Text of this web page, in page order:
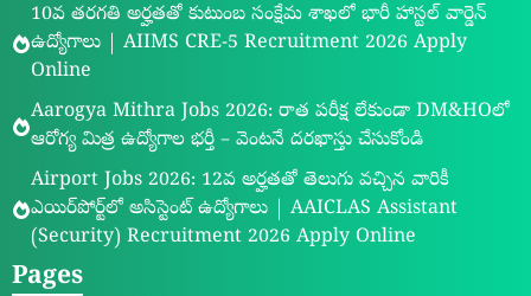
10వ తరగతి అర్హతతో కుటుంబ సంక్షేమ శాఖలో భారీ హాస్టల్ వార్డెన్
ఉద్యోగాలు | AIIMS CRE-5 Recruitment 2026 Apply
Online
Aarogya Mithra Jobs 2026: రాత పరీక్ష లేకుండా DM&HOలో
ఆరోగ్య మిత్ర ఉద్యోగాల భర్తీ – వెంటనే దరఖాస్తు చేసుకోండి
Airport Jobs 2026: 12వ అర్హతతో తెలుగు వచ్చిన వారికీ
ఎయిర్‌పోర్ట్‌లో అసిస్టెంట్ ఉద్యోగాలు | AAICLAS Assistant
(Security) Recruitment 2026 Apply Online
Pages